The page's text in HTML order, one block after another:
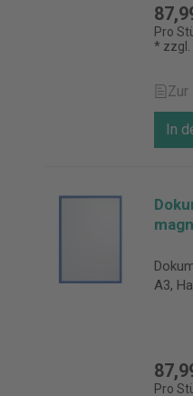
Pro
* zzgl.
In
A3,
Pro